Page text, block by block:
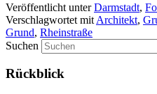
Veröffentlicht unter Darmstadt,
Verschlagwortet mit Architekt,
Grund, Rheinstraße
Suchen
Rückblick